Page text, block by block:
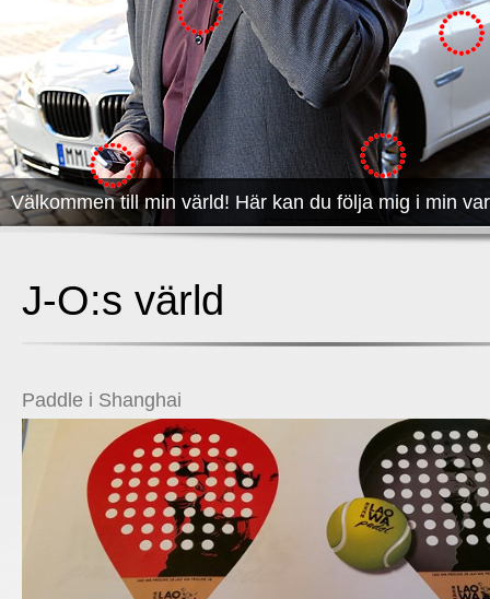
Välkommen till min värld! Här kan du följa mig i min
J-O:s värld
Paddle i Shanghai